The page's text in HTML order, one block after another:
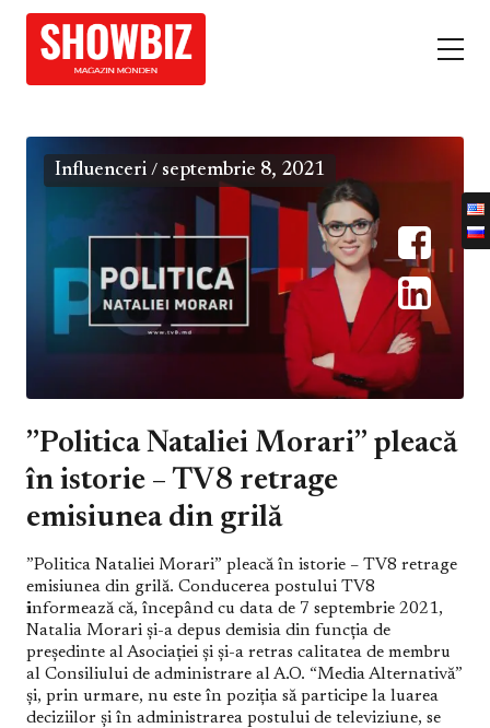
Influenceri / septembrie 8, 2021
”Politica Nataliei Morari” pleacă
în istorie – TV8 retrage
emisiunea din grilă
”Politica Nataliei Morari” pleacă în istorie – TV8 retrage
emisiunea din grilă. Conducerea postului TV8
informează că, începând cu data de 7 septembrie 2021,
Natalia Morari și-a depus demisia din funcția de
președinte al Asociației și și-a retras calitatea de membru
al Consiliului de administrare al A.O. “Media Alternativă”
și, prin urmare, nu este în poziția să participe la luarea
deciziilor și în administrarea postului de televiziune, se